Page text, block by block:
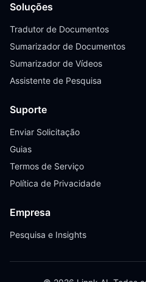
Soluções
Tradutor de Documentos
Sumarizador de Documentos
Sumarizador de Vídeos
Assistente de Pesquisa
Suporte
Enviar Solicitação
Guias
Termos de Serviço
Política de Privacidade
Empresa
Pesquisa e Insights